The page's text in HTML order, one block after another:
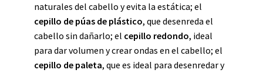
naturales del cabello y evita la estática; el
cepillo de púas de plástico, que desenreda el
cabello sin dañarlo; el cepillo redondo, ideal
para dar volumen y crear ondas en el cabello; el
cepillo de paleta, que es ideal para desenredar y